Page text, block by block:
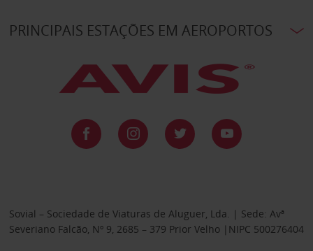
PRINCIPAIS ESTAÇÕES EM AEROPORTOS
Sovial – Sociedade de Viaturas de Aluguer, Lda. | Sede: Avª
Severiano Falcão, Nº 9, 2685 – 379 Prior Velho |NIPC 500276404